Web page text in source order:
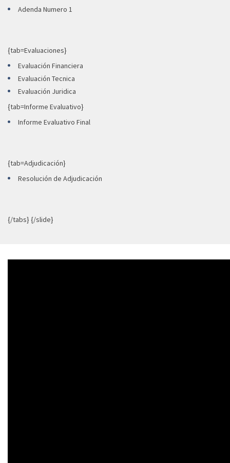
Adenda Numero 1
{tab=Evaluaciones}
Evaluación Financiera
Evaluación Tecnica
Evaluación Juridica
{tab=Informe Evaluativo}
Informe Evaluativo Final
{tab=Adjudicación}
Resolución de Adjudicación
{/tabs} {/slide}